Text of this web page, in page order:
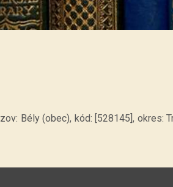
Bély (obec), kód: [528145], okres: